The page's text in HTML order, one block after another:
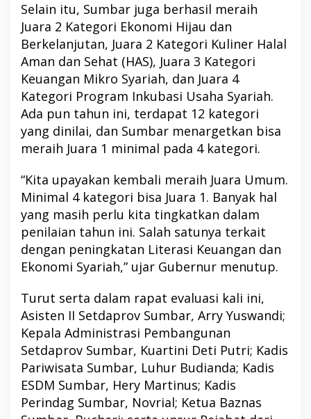
Selain itu, Sumbar juga berhasil meraih
Juara 2 Kategori Ekonomi Hijau dan
Berkelanjutan, Juara 2 Kategori Kuliner Halal
Aman dan Sehat (HAS), Juara 3 Kategori
Keuangan Mikro Syariah, dan Juara 4
Kategori Program Inkubasi Usaha Syariah.
Ada pun tahun ini, terdapat 12 kategori
yang dinilai, dan Sumbar menargetkan bisa
meraih Juara 1 minimal pada 4 kategori.
“Kita upayakan kembali meraih Juara Umum.
Minimal 4 kategori bisa Juara 1. Banyak hal
yang masih perlu kita tingkatkan dalam
penilaian tahun ini. Salah satunya terkait
dengan peningkatan Literasi Keuangan dan
Ekonomi Syariah,” ujar Gubernur menutup.
Turut serta dalam rapat evaluasi kali ini,
Asisten II Setdaprov Sumbar, Arry Yuswandi;
Kepala Administrasi Pembangunan
Setdaprov Sumbar, Kuartini Deti Putri; Kadis
Pariwisata Sumbar, Luhur Budianda; Kadis
ESDM Sumbar, Hery Martinus; Kadis
Perindag Sumbar, Novrial; Ketua Baznas